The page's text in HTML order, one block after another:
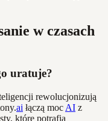
w czasach
uratuje?
rewolucjonizują
ai łączą moc AI z
które potrafią